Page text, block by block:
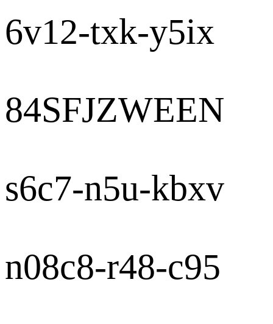
6v12-txk-y5ix
84SFJZWEEN
s6c7-n5u-kbxv
n08c8-r48-c95